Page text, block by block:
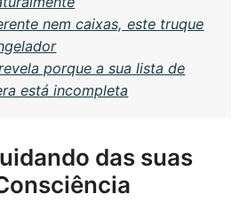
nem caixas, este truque
porque a sua lista de
está incompleta
das suas